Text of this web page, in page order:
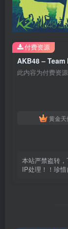
此内容为付费资
黄金天
本站严禁盗转
IP处理！！珍惜
付费资源